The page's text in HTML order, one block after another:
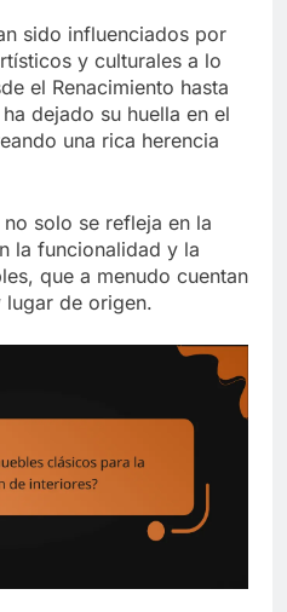
sido influenciados por
y culturales a lo
el Renacimiento hasta
dejado su huella en el
una rica herencia
solo se refleja en la
la funcionalidad y la
que a menudo cuentan
lugar de origen.